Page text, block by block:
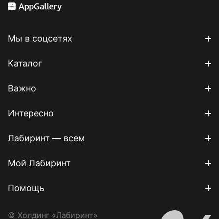
Мы в соцсетях
Каталог
Важно
Интересно
Лабиринт — всем
Мой Лабиринт
Помощь
© Холдинг «Лабиринт»